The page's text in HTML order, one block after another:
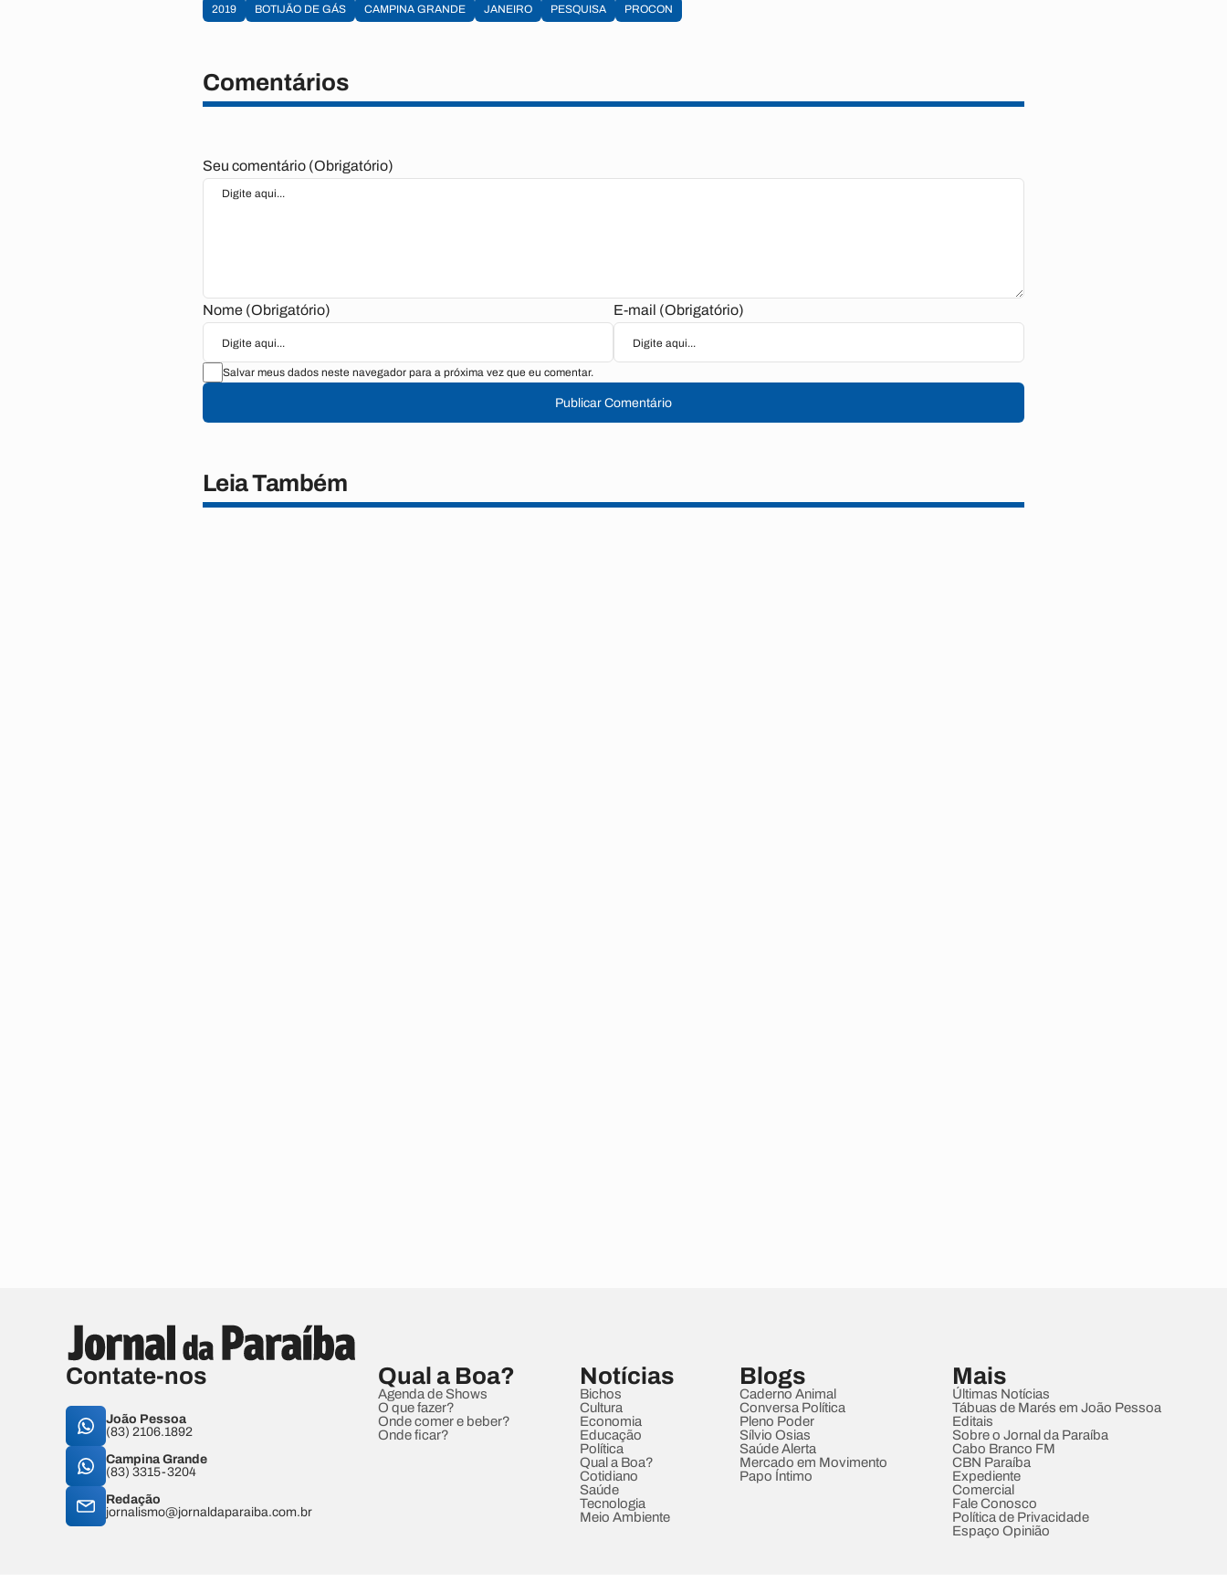
2019 BOTIJÃO DE GÁS CAMPINA GRANDE JANEIRO PESQUISA PROCON
Comentários
Seu comentário (Obrigatório)
Nome (Obrigatório) E-mail (Obrigatório)
Salvar meus dados neste navegador para a próxima vez que eu comentar.
Publicar Comentário
Leia Também
Contate-nos
João Pessoa
(83) 2106.1892
Campina Grande
(83) 3315-3204
Redação
jornalismo@jornaldaparaiba.com.br
Qual a Boa?
Agenda de Shows
O que fazer?
Onde comer e beber?
Onde ficar?
Notícias
Bichos
Cultura
Economia
Educação
Política
Qual a Boa?
Cotidiano
Saúde
Tecnologia
Meio Ambiente
Blogs
Caderno Animal
Conversa Política
Pleno Poder
Sílvio Osias
Saúde Alerta
Mercado em Movimento
Papo Íntimo
Mais
Últimas Notícias
Tábuas de Marés em João Pessoa
Editais
Sobre o Jornal da Paraíba
Cabo Branco FM
CBN Paraíba
Expediente
Comercial
Fale Conosco
Política de Privacidade
Espaço Opinião